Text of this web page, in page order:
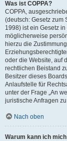
Was ist COPPA?
COPPA,
(deutsch: Gesetz zum
1998) ist ein Gesetz
möglicherweise
hierzu die
oder die Website, auf
rechtlichen Beistand
Besitzer dieses
Anlaufstelle für
unter der Frage „An
juristische Anfragen
Nach oben
Warum kann ich